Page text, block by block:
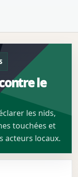
le
les nids,
touchées et
acteurs locaux.